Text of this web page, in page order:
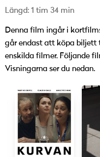
Längd: 1 tim 34 min
Denna film ingår i
går endast att köpa biljett
enskilda filmer. Följande
Visningarna ser du nedan.